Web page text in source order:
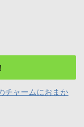
チャームにおまか